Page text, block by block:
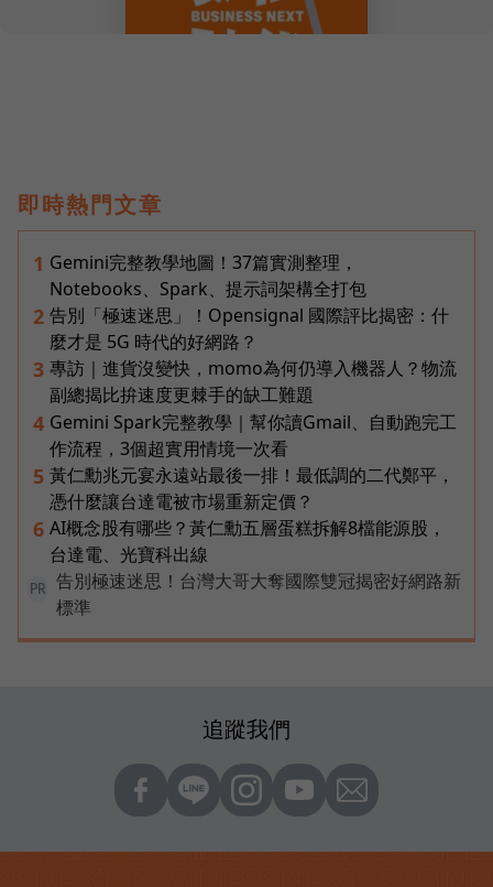
即時熱門文章
1 Gemini完整教學地圖！37篇實測整理，
Notebooks、Spark、提示詞架構全打包
2 告別「極速迷思」！Opensignal 國際評比揭密：什
麼才是 5G 時代的好網路？
3 專訪｜進貨沒變快，momo為何仍導入機器人？物流
副總揭比拚速度更棘手的缺工難題
4 Gemini Spark完整教學｜幫你讀Gmail、自動跑完工
作流程，3個超實用情境一次看
5 黃仁勳兆元宴永遠站最後一排！最低調的二代鄭平，
憑什麼讓台達電被市場重新定價？
6 AI概念股有哪些？黃仁勳五層蛋糕拆解8檔能源股，
台達電、光寶科出線
PR
告別極速迷思！台灣大哥大奪國際雙冠揭密好網路新
標準
追蹤我們